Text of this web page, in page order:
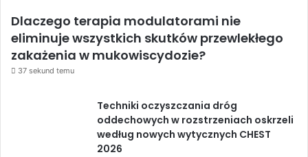
Dlaczego terapia modulatorami nie
eliminuje wszystkich skutków przewlekłego
zakażenia w mukowiscydozie?
37 sekund temu
Techniki oczyszczania dróg
oddechowych w rozstrzeniach oskrzeli
według nowych wytycznych CHEST
2026